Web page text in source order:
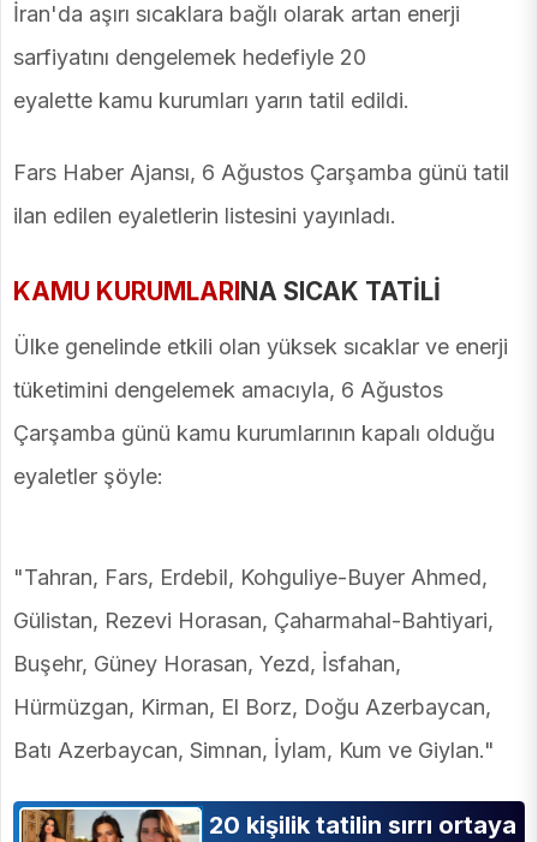
İran'da aşırı sıcaklara bağlı olarak artan enerji
sarfiyatını dengelemek hedefiyle 20
eyalette kamu kurumları yarın tatil edildi.
Fars Haber Ajansı, 6 Ağustos Çarşamba günü tatil
ilan edilen eyaletlerin listesini yayınladı.
KAMU KURUMLARINA SICAK TATİLİ
Ülke genelinde etkili olan yüksek sıcaklar ve enerji
tüketimini dengelemek amacıyla, 6 Ağustos
Çarşamba günü kamu kurumlarının kapalı olduğu
eyaletler şöyle:
"Tahran, Fars, Erdebil, Kohguliye-Buyer Ahmed,
Gülistan, Rezevi Horasan, Çaharmahal-Bahtiyari,
Buşehr, Güney Horasan, Yezd, İsfahan,
Hürmüzgan, Kirman, El Borz, Doğu Azerbaycan,
Batı Azerbaycan, Simnan, İylam, Kum ve Giylan."
20 kişilik tatilin sırrı ortaya